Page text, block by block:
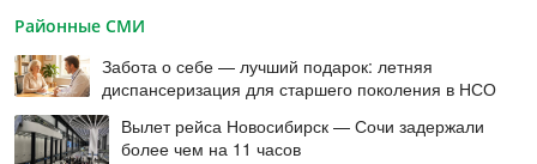
Районные СМИ
Забота о себе — лучший подарок: летняя
диспансеризация для старшего поколения в НСО
Вылет рейса Новосибирск — Сочи задержали
более чем на 11 часов